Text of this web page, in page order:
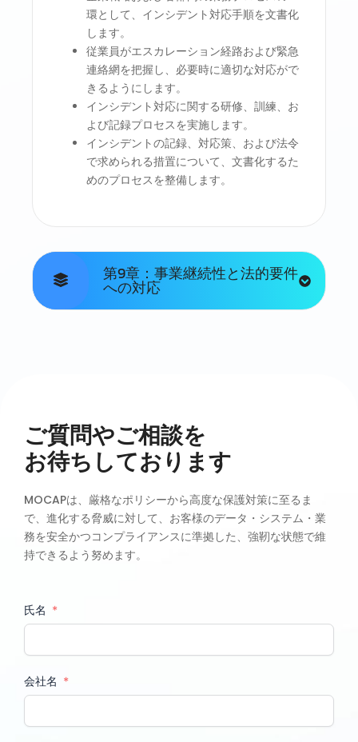
環として、インシデント対応手順を文書化
します。
従業員がエスカレーション経路および緊急
連絡網を把握し、必要時に適切な対応がで
きるようにします。
インシデント対応に関する研修、訓練、お
よび記録プロセスを実施します。
インシデントの記録、対応策、および法令
で求められる措置について、文書化するた
めのプロセスを整備します。
第9章：事業継続性と法的要件
への対応
ご質問やご相談を
お待ちしております
MOCAPは、厳格なポリシーから高度な保護対策に至るま
で、進化する脅威に対して、お客様のデータ・システム・業
務を安全かつコンプライアンスに準拠した、強靭な状態で維
持できるよう努めます。
氏名
会社名